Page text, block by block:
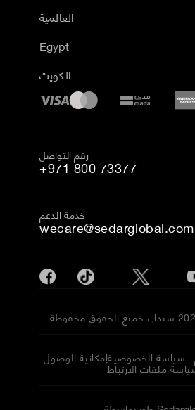
العالمية
Egypt
الكويت
رقم التواصل
+971 800 73377
خدمة الدعم
wecare@sedarglobal.com
إمكانية الوصولسياسة الخصوصية
ملفات الارتباط